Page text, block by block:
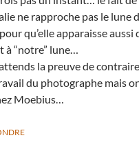
ne rapproche pas le lune
qu’elle apparaisse aussi
à “notre” lune…
la preuve de contraire
du photographe mais
Moebius…